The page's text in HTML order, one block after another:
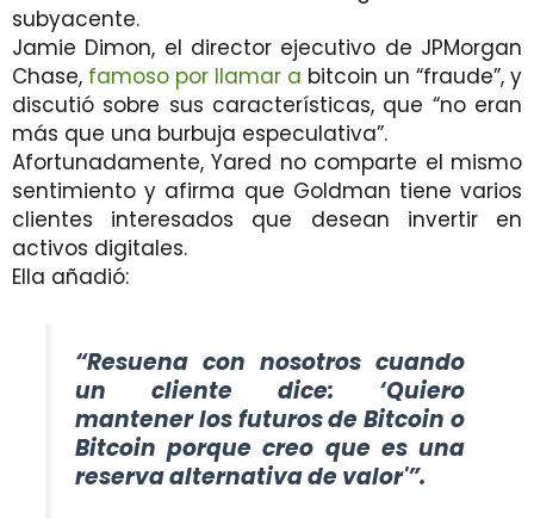
subyacente.
Jamie Dimon, el director ejecutivo de JPMorgan
Chase, famoso por llamar a bitcoin un “fraude”, y
discutió sobre sus características, que “no eran
más que una burbuja especulativa”.
Afortunadamente, Yared no comparte el mismo
sentimiento y afirma que Goldman tiene varios
clientes interesados ​​que desean invertir en
activos digitales.
Ella añadió:
“Resuena con nosotros cuando
un cliente dice: ‘Quiero
mantener los futuros de Bitcoin o
Bitcoin porque creo que es una
reserva alternativa de valor'”.